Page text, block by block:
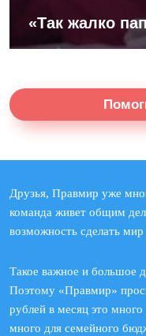
«Так жалко
Друзья, Правмир уже
команда живет общим
возможность сделать
Такое важное и большое
Поэтому «Правмир»
рублей в месяц это
много для семейного